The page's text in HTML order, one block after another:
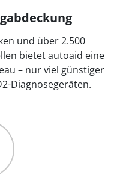
und über 2.500
bietet autoaid eine
– nur viel günstiger
Diagnosegeräten.